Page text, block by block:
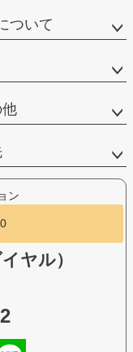
ついて
ン
ヤル）